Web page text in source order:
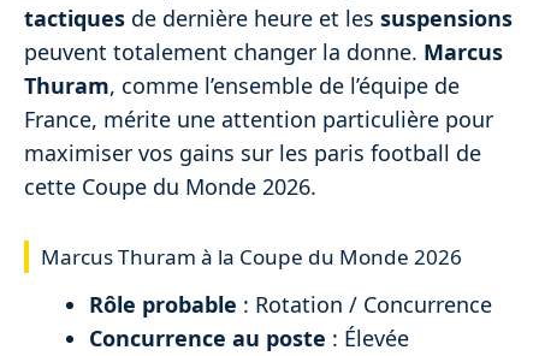
tactiques de dernière heure et les suspensions
peuvent totalement changer la donne. Marcus
Thuram, comme l’ensemble de l’équipe de
France, mérite une attention particulière pour
maximiser vos gains sur les paris football de
cette Coupe du Monde 2026.
Marcus Thuram à la Coupe du Monde 2026
Rôle probable : Rotation / Concurrence
Concurrence au poste : Élevée